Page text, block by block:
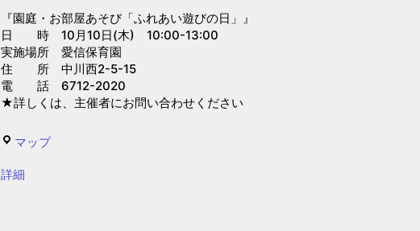
屋
あ
そ
び
「ふ
い
『園庭・お部屋あそび「ふれあい遊びの日」』
日 時 10月10日(木) 10:00-13:00
実施場所 愛信保育園
住 所 中川西2-5-15
電 話 6712-2020
★詳しくは、主催者にお問い合わせください
マップ愛
{title}
詳細